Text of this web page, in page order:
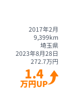
2017年2月
9,399km
埼玉県
2023年8月28日
272.7万円
1.4
万円UP